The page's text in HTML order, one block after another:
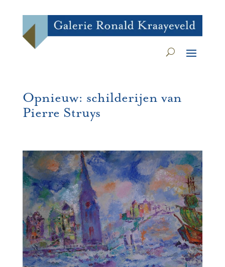
Opnieuw: schilderijen van
Pierre Struys